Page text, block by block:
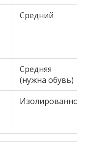
Средний
Средняя
(нужна обувь)
Изолированно